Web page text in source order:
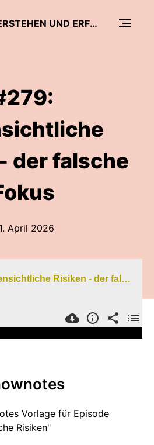
AKTIEN - VERSTEHEN UND ERFOLGREICH NUTZEN
der falsche
April 2026
#279: Offensichtliche Risiken - der falsche Fokus
Vorlage für Episode
Risiken"